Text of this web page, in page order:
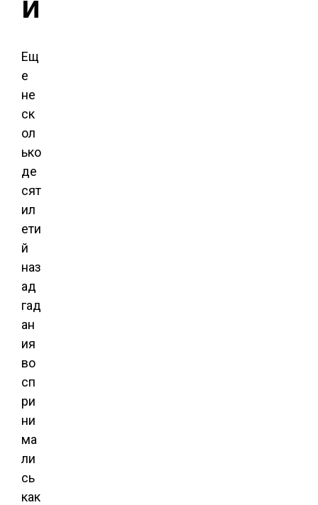
Ещ
е
не
ск
ол
ько
де
сят
ил
ети
й
наз
ад
гад
ан
ия
во
сп
ри
ни
ма
ли
сь
как